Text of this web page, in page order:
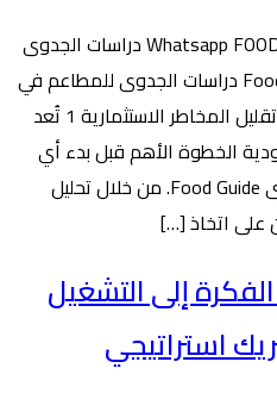
المدونة تحدث معنا الان Whatsapp FOOD GUIDE دراسات الجدوى
للمطاعم في السعودية | Food Guide دراسات الجدوى للمطاعم في
السعودية ودور Food Guide في تقليل المخاطر الاستثمارية 1 تُعد
الخطوة الأهم قبل بدء أي
مشروع، وهو تخصص أساسي لدى Food Guide. من خلال تحليل
على اتخاذ […]
إلى التشغيل